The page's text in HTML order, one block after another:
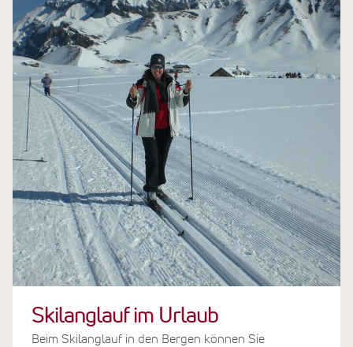
Skilanglauf im Urlaub
Beim Skilanglauf in den Bergen können Sie